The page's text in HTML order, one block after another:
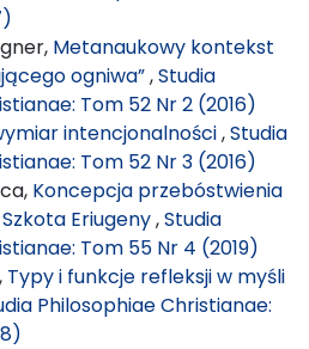
Metanaukowy kontekst
ogniwa”,Studia
Tom 52 Nr 2 (2016)
intencjonalności,Studia
Tom 52 Nr 3 (2016)
Koncepcja przebóstwienia
Eriugeny,Studia
Tom 55 Nr 4 (2019)
Typy i funkcje refleksji w myśli
Philosophiae Christianae: